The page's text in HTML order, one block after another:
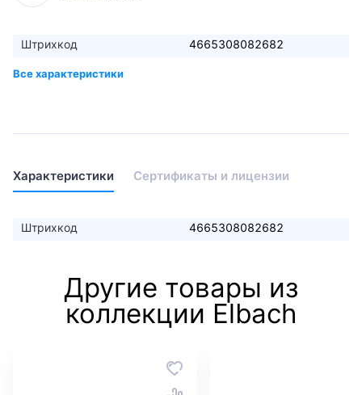
Штрихкод 4665308082682
Характеристики Сертификаты и лицензии
Штрихкод 4665308082682
Другие товары из
коллекции Elbach